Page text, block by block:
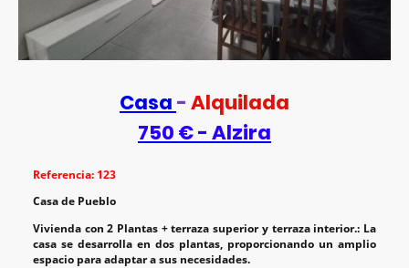
Casa-Alquilada
750 € - Alzira
Referencia: 123
Casa de Pueblo
Vivienda con 2 Plantas + terraza superior y terraza interior.: La
casa se desarrolla en dos plantas, proporcionando un amplio
espacio para adaptar a sus necesidades.